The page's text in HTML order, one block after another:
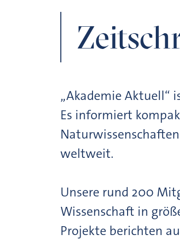
„Akademie Aktuell“
Es informiert
weltweit.
Unsere rund 200
Wissenschaft in
Projekte berichten